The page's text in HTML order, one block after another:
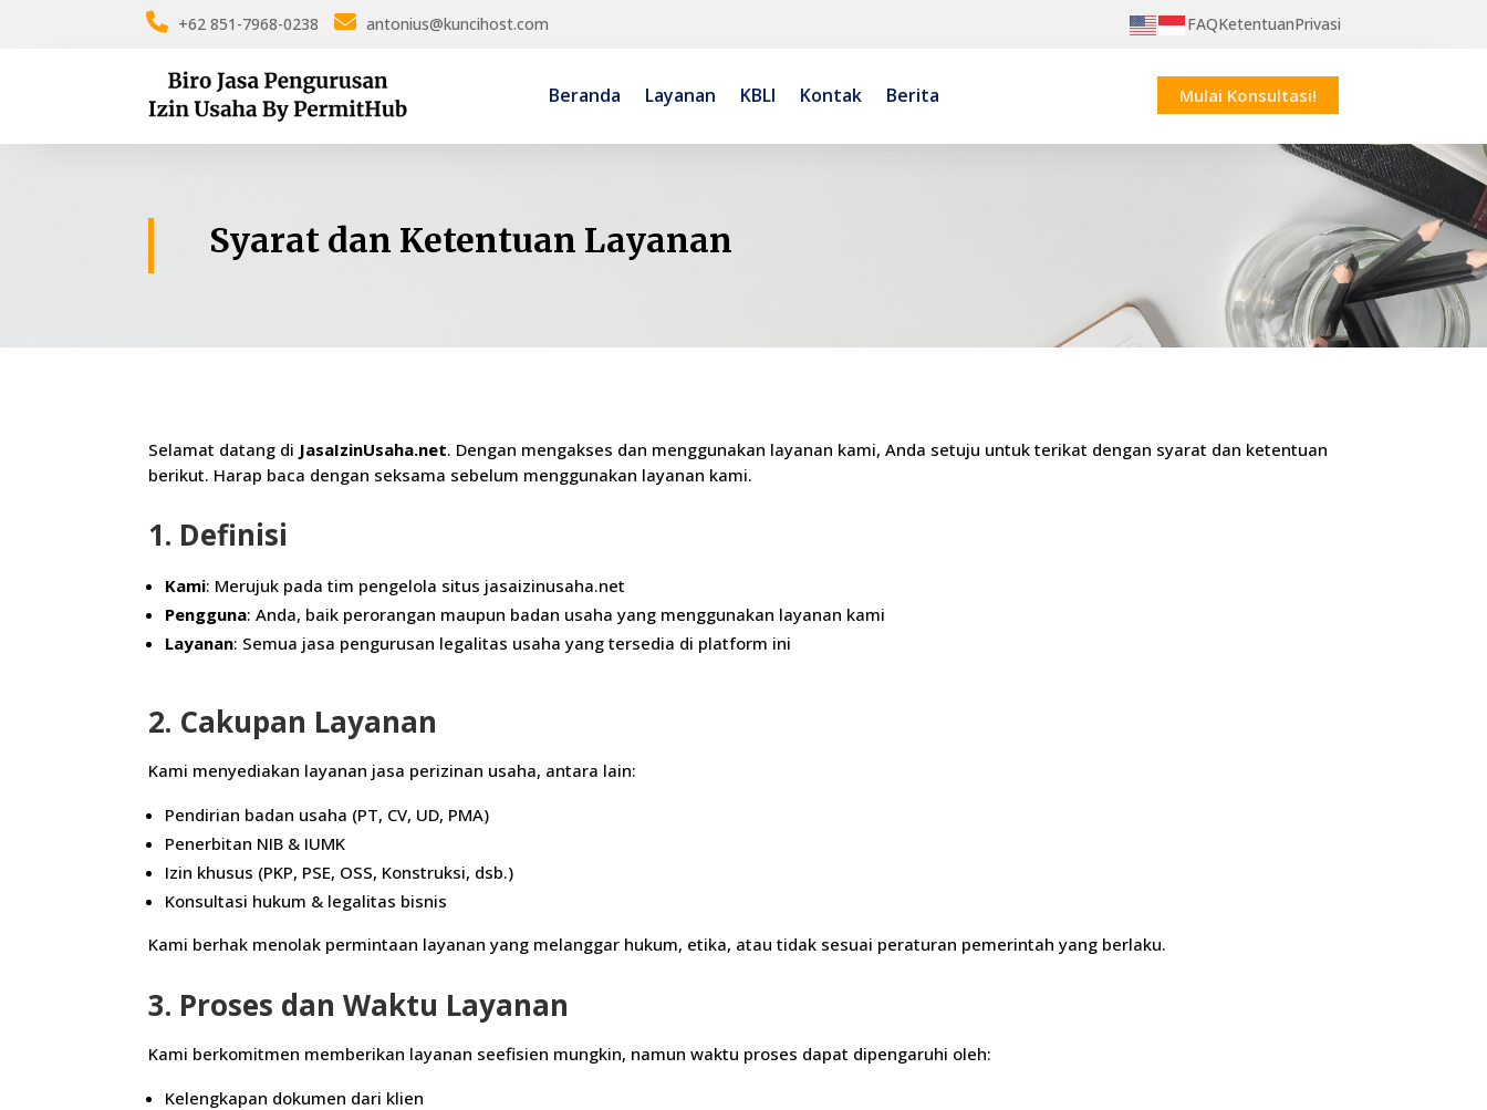
+62 851-7968-0238 antonius@kuncihost.com FAQKetentuanPrivasi
Beranda Layanan KBLI Kontak Berita Mulai Konsultasi!
Syarat dan Ketentuan Layanan
Selamat datang di JasaIzinUsaha.net. Dengan mengakses dan menggunakan layanan kami, Anda setuju untuk terikat dengan syarat dan ketentuan
berikut. Harap baca dengan seksama sebelum menggunakan layanan kami.
1. Definisi
Kami: Merujuk pada tim pengelola situs jasaizinusaha.net
Pengguna: Anda, baik perorangan maupun badan usaha yang menggunakan layanan kami
Layanan: Semua jasa pengurusan legalitas usaha yang tersedia di platform ini
2. Cakupan Layanan
Kami menyediakan layanan jasa perizinan usaha, antara lain:
Pendirian badan usaha (PT, CV, UD, PMA)
Penerbitan NIB & IUMK
Izin khusus (PKP, PSE, OSS, Konstruksi, dsb.)
Konsultasi hukum & legalitas bisnis
Kami berhak menolak permintaan layanan yang melanggar hukum, etika, atau tidak sesuai peraturan pemerintah yang berlaku.
3. Proses dan Waktu Layanan
Kami berkomitmen memberikan layanan seefisien mungkin, namun waktu proses dapat dipengaruhi oleh:
Kelengkapan dokumen dari klien